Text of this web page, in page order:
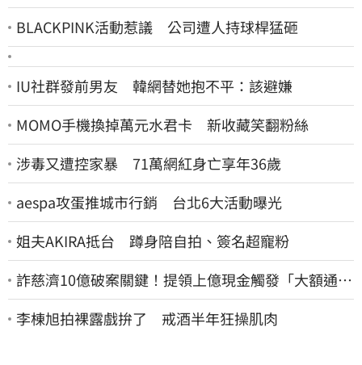
BLACKPINK活動惹議 公司遭人持球桿猛砸
IU社群發前男友 韓網替她抱不平：該避嫌
MOMO手機換掉萬元水君卡 新收藏笑翻粉絲
涉毒又遭控家暴 71萬網紅身亡享年36歲
aespa攻蛋推城市行銷 台北6大活動曝光
姐夫AKIRA抵台 蹲身陪自拍、簽名超寵粉
詐慈濟10億破案關鍵！提領上億現金觸發「大額通
報」神鬼律師遭擊落內幕
李棟旭拍裸露戲拚了 戒酒半年狂操肌肉